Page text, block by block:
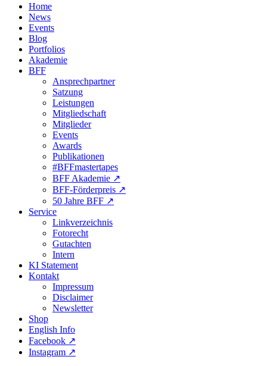
Home
News
Events
Blog
Portfolios
Akademie
BFF
Ansprechpartner
Satzung
Leistungen
Mitgliedschaft
Mitglieder
Events
Awards
Publikationen
#BFFmastertapes
BFF Akademie ↗︎
BFF-Förderpreis ↗︎
50 Jahre BFF ↗︎
Service
Linkverzeichnis
Fotorecht
Gutachten
Intern
KI Statement
Kontakt
Impressum
Disclaimer
Newsletter
Shop
English Info
Facebook ↗︎
Instagram ↗︎